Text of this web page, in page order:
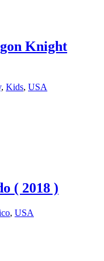
Knight
, Kids, USA
( 2018 )
, USA